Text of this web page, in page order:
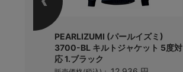
PEARLIZUMI (パールイズミ)
3700-BL キルトジャケット 5度対
応 1.ブラック